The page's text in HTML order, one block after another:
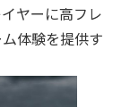
ヤーに高フレ
体験を提供す